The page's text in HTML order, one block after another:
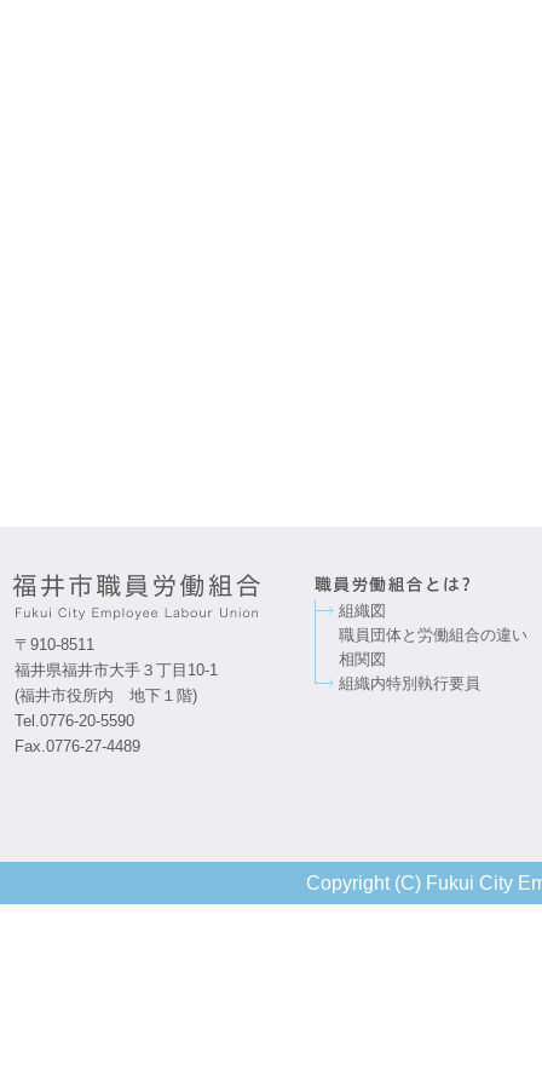
〒910-8511
福井県福井市大手３丁目10-1
(福井市役所内 地下１階)
Tel.0776-20-5590
Fax.0776-27-4489
組織図
職員団体と労働組合の違い
相関図
組織内特別執行要員
Copyright (C) Fukui City